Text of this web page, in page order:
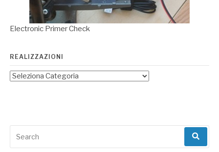
Electronic Primer Check
REALIZZAZIONI
for: